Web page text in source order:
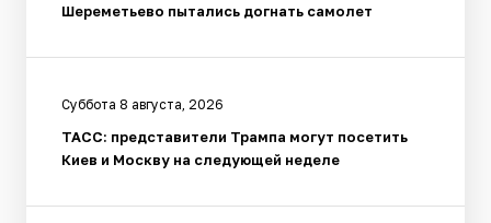
Шереметьево пытались догнать самолет
Суббота 8 августа, 2026
ТАСС: представители Трампа могут посетить
Киев и Москву на следующей неделе